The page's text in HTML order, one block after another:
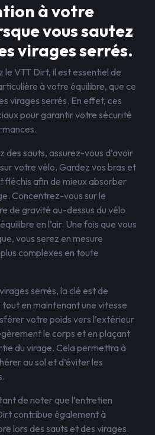
à votre
vous sautez
virages serrés.
le VTT Dirt, il est essentiel de
à votre équilibre, que ce
virages serrés. En effet, ces
pour garantir votre sécurité
des sauts, assurez-vous d’avoir
votre vélo. Gardez vos bras et
fléchis afin de mieux absorber
Concentrez-vous sur le
de gravité au-dessus du vélo
en l’air. Une fois que vous
vous serez en mesure
complexes en toute
serrés, la clé est de
en maintenant une vitesse
votre poids vers l’extérieur
le corps et en plaçant
du virage. Cela permettra à
au sol et d’éviter les
de noter que l’entretien
contribue également à
lors des sauts et des virages.